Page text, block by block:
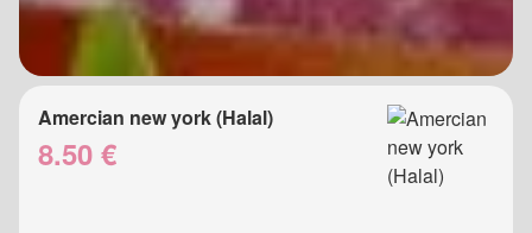
Amercian new york (Halal)
8.50 €